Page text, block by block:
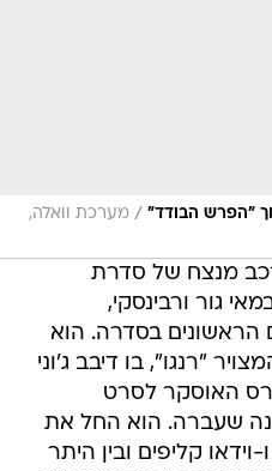
"הפרש הבודד" / מערכת וואלה,
מנצח של סדרת
גור ורבינסקי,
בסדרה. הוא
"רנגו", בו דיבב ג'וני
האוסקר לסרט
שעברה. הוא החל את
קליפים ובין היתר